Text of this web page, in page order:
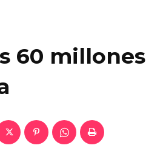
60 millones